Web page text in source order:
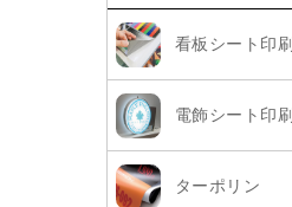
看板シート印刷
電飾シート印刷
ターポリン